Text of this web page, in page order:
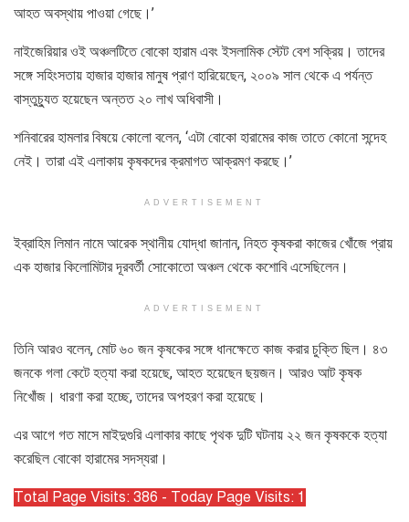
আহত অবস্থায় পাওয়া গেছে।’
নাইজেরিয়ার ওই অঞ্চলটিতে বোকো হারাম এবং ইসলামিক স্টেট বেশ সক্রিয়। তাদের
সঙ্গে সহিংসতায় হাজার হাজার মানুষ প্রাণ হারিয়েছেন, ২০০৯ সাল থেকে এ পর্যন্ত
বাস্তুচ্যুত হয়েছেন অন্তত ২০ লাখ অধিবাসী।
শনিবারের হামলার বিষয়ে কোলো বলেন, ‘এটা বোকো হারামের কাজ তাতে কোনো সন্দেহ
নেই। তারা এই এলাকায় কৃষকদের ক্রমাগত আক্রমণ করছে।’
ADVERTISEMENT
ইব্রাহিম লিমান নামে আরেক স্থানীয় যোদ্ধা জানান, নিহত কৃষকরা কাজের খোঁজে প্রায়
এক হাজার কিলোমিটার দূরবর্তী সোকোতো অঞ্চল থেকে কশোবি এসেছিলেন।
ADVERTISEMENT
তিনি আরও বলেন, মোট ৬০ জন কৃষকের সঙ্গে ধানক্ষেতে কাজ করার চুক্তি ছিল। ৪৩
জনকে গলা কেটে হত্যা করা হয়েছে, আহত হয়েছেন ছয়জন। আরও আট কৃষক
নিখোঁজ। ধারণা করা হচ্ছে, তাদের অপহরণ করা হয়েছে।
এর আগে গত মাসে মাইদুগুরি এলাকার কাছে পৃথক দুটি ঘটনায় ২২ জন কৃষককে হত্যা
করেছিল বোকো হারামের সদস্যরা।
Total Page Visits: 386 - Today Page Visits: 1